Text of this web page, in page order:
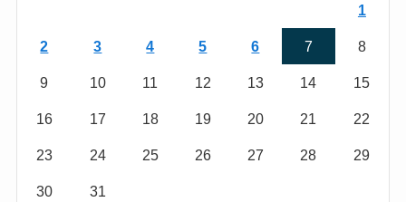
1
2 3 4 5 6 7 8
9 10 11 12 13 14 15
16 17 18 19 20 21 22
23 24 25 26 27 28 29
30 31